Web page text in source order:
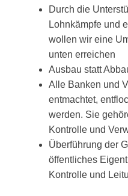
Durch die
Lohnkämpfe und
wollen wir eine
unten erreichen
Ausbau statt
Alle Banken und
entmachtet,
werden. Sie
Kontrolle und
Überführung der
öffentliches
Kontrolle und